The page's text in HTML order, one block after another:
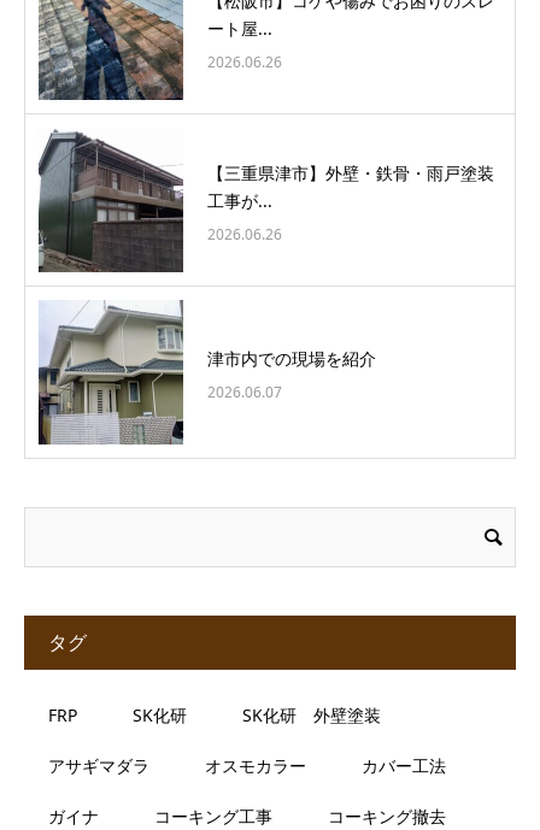
ート屋...
2026.06.26
【三重県津市】外壁・鉄骨・雨戸塗装
工事が...
2026.06.26
津市内での現場を紹介
2026.06.07
タグ
FRP SK化研 SK化研 外壁塗装
アサギマダラ オスモカラー カバー工法
ガイナ コーキング工事 コーキング撤去